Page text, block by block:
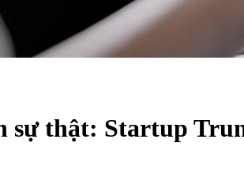
sự thật: Startup